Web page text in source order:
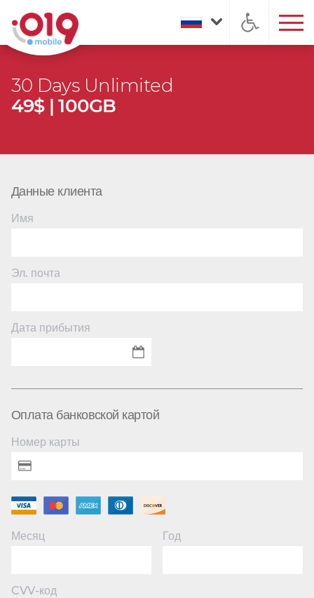
30 Days Unlimited
49$ | 100GB
Данные клиента
Имя
Эл. почта
Дата прибытия
Оплата банковской картой
Номер карты
Месяц Год
CVV-код